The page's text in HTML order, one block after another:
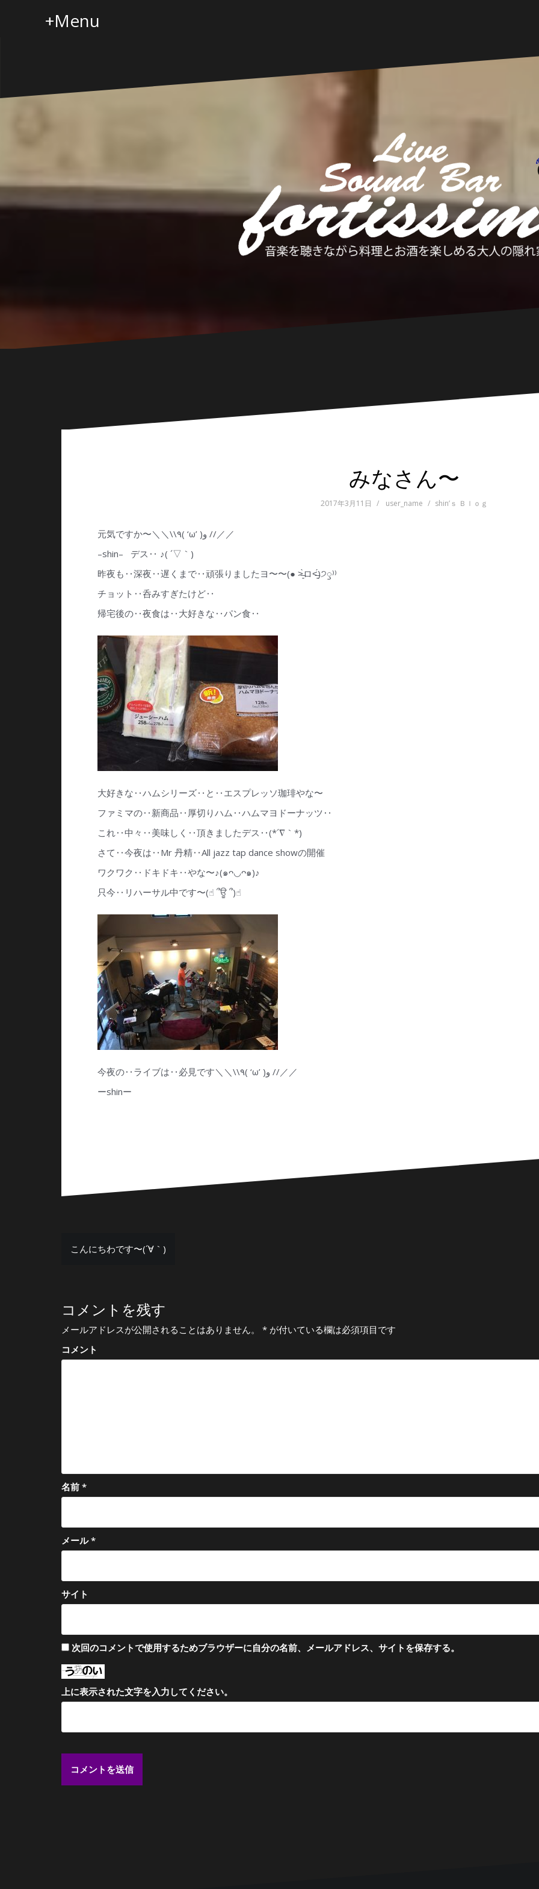
+Menu
みなさん〜
2017年3月11日 user_name shin’ｓ Ｂｌｏｇ
元気ですか〜＼＼\\٩( ‘ω’ )و //／／
–shin– デス‥ ♪( ´▽｀)
昨夜も‥深夜‥遅くまで‥頑張りましたヨ〜〜(● ˃̶͈̀ロ˂̶͈́)੭ꠥ⁾⁾
チョット‥呑みすぎたけど‥
帰宅後の‥夜食は‥大好きな‥パン食‥
大好きな‥ハムシリーズ‥と‥エスプレッソ珈琲やな〜
ファミマの‥新商品‥厚切りハム‥ハムマヨドーナッツ‥
これ‥中々‥美味しく‥頂きましたデス‥(*´∇｀*)
さて‥今夜は‥Mr 丹精‥All jazz tap dance showの開催
ワクワク‥ドキドキ‥やな〜♪(๑ᴖ◡ᴖ๑)♪
只今‥リハーサル中です〜(☝︎ ՞ਊ ՞)☝︎
今夜の‥ライブは‥必見です＼＼\\٩( ‘ω’ )و //／／
ーshinー
投
ビ
ゲ
ー
こんにちわです〜(´∀｀)
コメントを残す
メールアドレスが公開されることはありません。 * が付いている欄は必須項目です
コメント
名前 *
メール*
サイト
次回のコメントで使用するためブラウザーに自分の名前、メールアドレス、サイトを保存する。
上に表示された文字を入力してください。